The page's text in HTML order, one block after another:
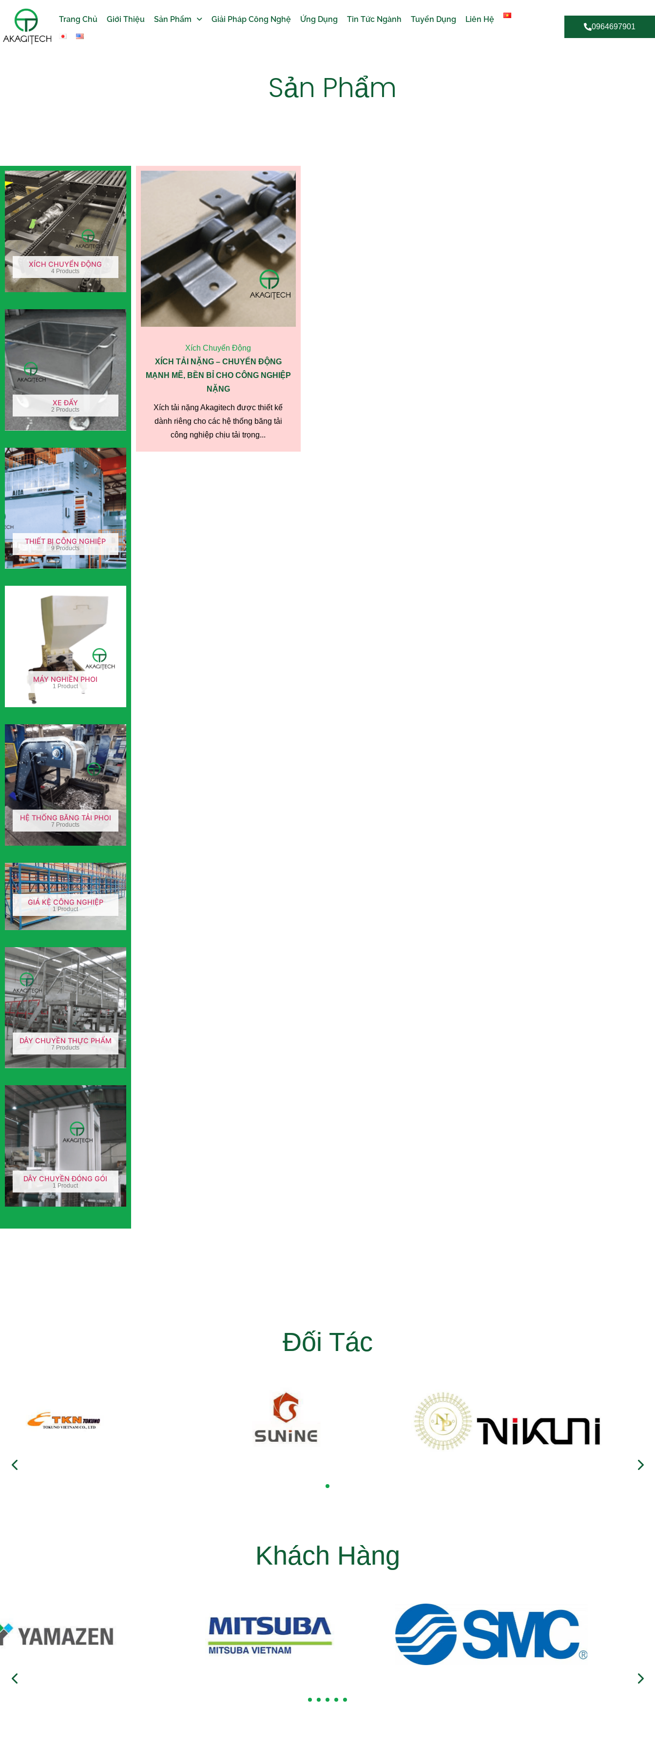
Trang Chủ Giới Thiệu Sản Phẩm Giải Pháp Công Nghệ Ứng Dụng Tin Tức Ngành Tuyển Dụng Liên Hệ
0964697901
Sản Phẩm
XÍCH CHUYỂN ĐỘNG
4 Products
XE ĐẨY
2 Products
THIẾT BỊ CÔNG NGHIỆP
9 Products
MÁY NGHIỀN PHOI
1 Product
HỆ THỐNG BĂNG TẢI PHOI
7 Products
GIÁ KỆ CÔNG NGHIỆP
1 Product
DÂY CHUYỀN THỰC PHẨM
7 Products
DÂY CHUYỀN ĐÓNG GÓI
1 Product
Xích Chuyển Động
XÍCH TẢI NẶNG – CHUYỂN ĐỘNG
MẠNH MẼ, BỀN BỈ CHO CÔNG NGHIỆP
NẶNG
Xích tải nặng Akagitech được thiết kế
dành riêng cho các hệ thống băng tải
công nghiệp chịu tải trọng...
Đối Tác
Khách Hàng